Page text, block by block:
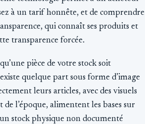
à un tarif honnête, et de comprendre
qui connaît ses produits et
transparence forcée.
pièce de votre stock soit
quelque part sous forme d’image
leurs articles, avec des visuels
l’époque, alimentent les bases sur
stock physique non documenté